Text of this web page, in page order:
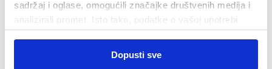
sadržaj i oglase, omogućili značajke društvenih medija i
analizirali promet. Isto tako, podatke o vašoj upotrebi
drugim podacima koje ste im pružili ili koje su prikupili
Dopusti sve
Navigation
Što, kako i zašto u stomatologiji
Upute i savjeti u stomatologiji